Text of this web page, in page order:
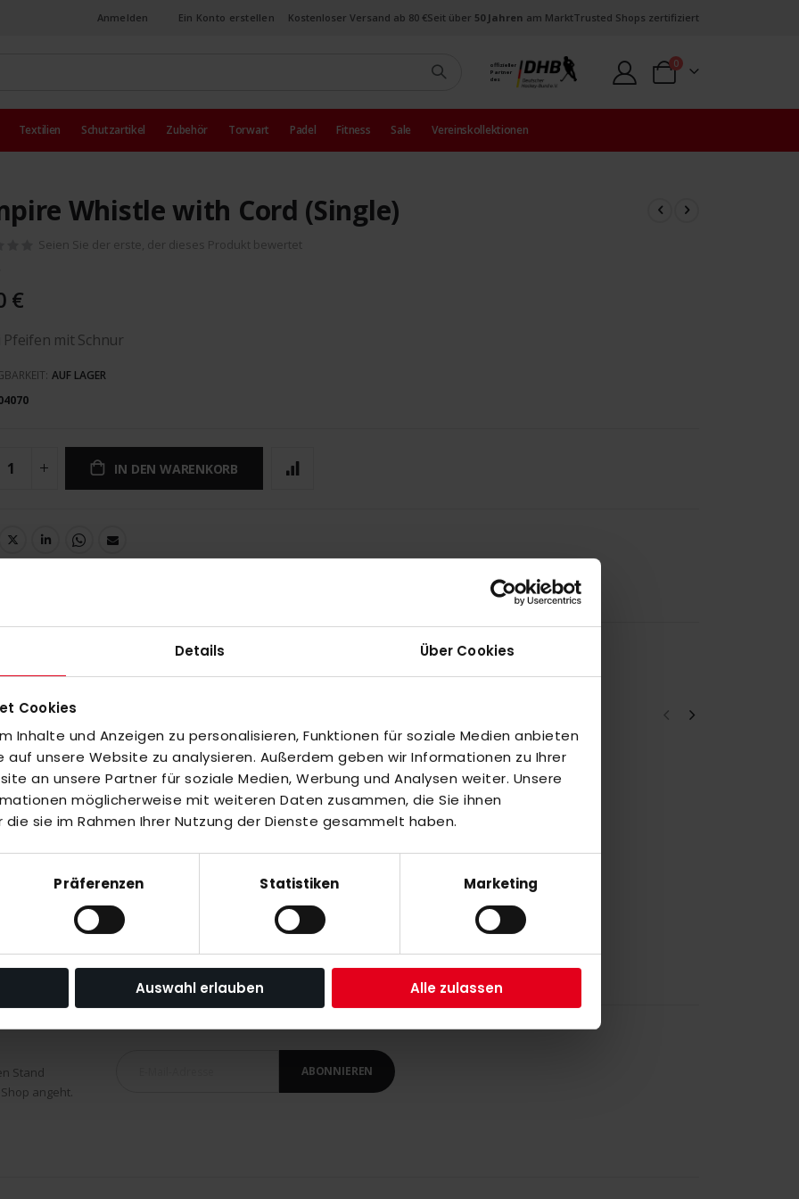
Details Über Cookies
Cookies
Inhalte und Anzeigen zu personalisieren, Funktionen für soziale Medien anbieten
auf unsere Website zu analysieren. Außerdem geben wir Informationen zu Ihrer
an unsere Partner für soziale Medien, Werbung und Analysen weiter. Unsere
möglicherweise mit weiteren Daten zusammen, die Sie ihnen
sie im Rahmen Ihrer Nutzung der Dienste gesammelt haben.
Präferenzen Statistiken Marketing
Auswahl erlauben Alle zulassen
Anmelden Ein Konto erstellen Kostenloser Versand ab 80 €Seit über 50 Jahren am MarktTrusted Shops zertifiziert
offizieller
Partner
des
Warenkorb
0Artikel
Textilien Schutzartikel Zubehör Torwart Padel Fitness Sale Vereinskollektionen
Whistle with Cord (Single)
Seien Sie der erste, der dieses Produkt bewertet
€
Pfeifen mit Schnur
AUF LAGER
IN DEN WARENKORB
oderAlle auswählen
Stand
angeht.
ABONNIEREN